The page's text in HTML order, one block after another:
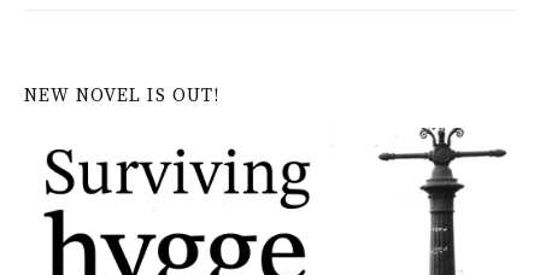
NEW NOVEL IS OUT!